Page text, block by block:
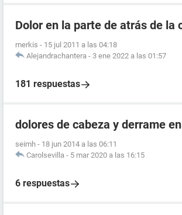
Dolor en la parte de atrás de la
merkis - 15 jul 2011 a las 04:18
Alejandrachantera - 3 ene 2022 a las 01:57
181 respuestas
dolores de cabeza y derrame
seimh - 18 jun 2014 a las 06:11
Carolsevilla - 5 mar 2020 a las 16:15
6 respuestas